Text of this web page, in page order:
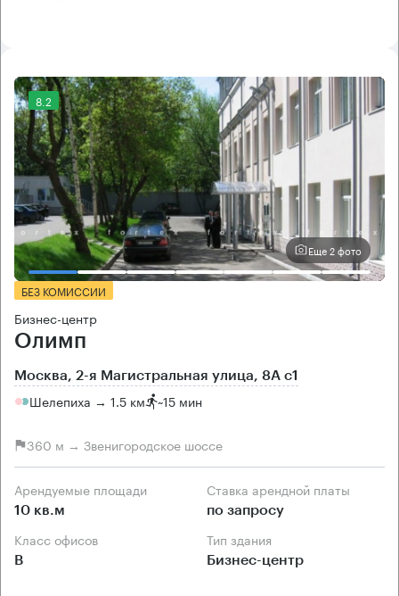
8.2
Еще 2 фото
БЕЗ КОМИССИИ
Бизнес-центр
Олимп
Москва, 2-я Магистральная улица, 8А с1
Шелепиха → 1.5 км ~15 мин
360 м → Звенигородское шоссе
Арендуемые площади
10 кв.м
Ставка арендной платы
по запросу
Класс офисов
B
Тип здания
Бизнес-центр